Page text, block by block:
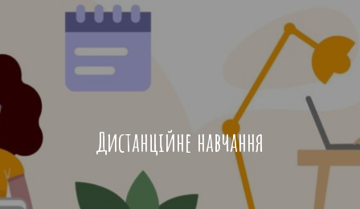
Дистанційне навчання